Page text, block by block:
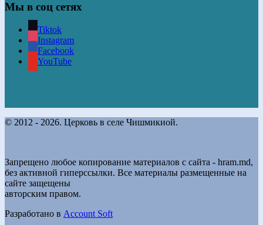
Мы в соц сетях
Tiktok
Instagram
Facebook
YouTube
© 2012 - 2026. Церковь в селе Чишмикиой.
Запрещено любое копирование материалов с сайта - hram.md,
без активной гиперссылки. Все материалы размещенные на
сайте защещены
авторским правом.
Разработано в Account Soft